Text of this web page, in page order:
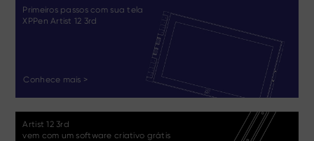
Primeiros passos com sua tela
XPPen Artist 12 3rd
Conhece mais >
Artist 12 3rd
vem com um software criativo grátis